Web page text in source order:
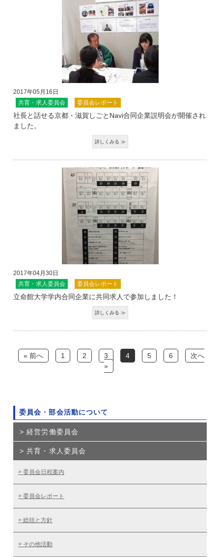
2017年05月16日
共育・求人委員会
委員会レポート
社長と話せる京都・滋賀しごとNavi合同企業説明会が開催され
ました。
2017年04月30日
共育・求人委員会
委員会レポート
立命館大学学内合同企業に共同求人で参加しました！
« 前へ 1 2 3 4 5 6
次へ
»
委員会・部会活動について
経営労働委員会
共育・求人委員会
委員会日程案内
委員会レポート
総括と方針
その他活動